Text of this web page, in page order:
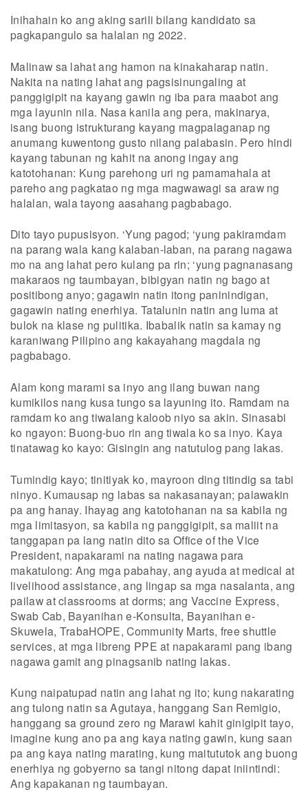
Inihahain ko ang aking sarili bilang kandidato sa
pagkapangulo sa halalan ng 2022.
Malinaw sa lahat ang hamon na kinakaharap natin.
Nakita na nating lahat ang pagsisinungaling at
panggigipit na kayang gawin ng iba para maabot ang
mga layunin nila. Nasa kanila ang pera, makinarya,
isang buong istrukturang kayang magpalaganap ng
anumang kuwentong gusto nilang palabasin. Pero hindi
kayang tabunan ng kahit na anong ingay ang
katotohanan: Kung parehong uri ng pamamahala at
pareho ang pagkatao ng mga magwawagi sa araw ng
halalan, wala tayong aasahang pagbabago.
Dito tayo pupusisyon. ‘Yung pagod; ‘yung pakiramdam
na parang wala kang kalaban-laban, na parang nagawa
mo na ang lahat pero kulang pa rin; ‘yung pagnanasang
makaraos ng taumbayan, bibigyan natin ng bago at
positibong anyo; gagawin natin itong paninindigan,
gagawin nating enerhiya. Tatalunin natin ang luma at
bulok na klase ng pulitika. Ibabalik natin sa kamay ng
karaniwang Pilipino ang kakayahang magdala ng
pagbabago.
Alam kong marami sa inyo ang ilang buwan nang
kumikilos nang kusa tungo sa layuning ito. Ramdam na
ramdam ko ang tiwalang kaloob niyo sa akin. Sinasabi
ko ngayon: Buong-buo rin ang tiwala ko sa inyo. Kaya
tinatawag ko kayo: Gisingin ang natutulog pang lakas.
Tumindig kayo; tinitiyak ko, mayroon ding titindig sa tabi
ninyo. Kumausap ng labas sa nakasanayan; palawakin
pa ang hanay. Ihayag ang katotohanan na sa kabila ng
mga limitasyon, sa kabila ng panggigipit, sa maliit na
tanggapan pa lang natin dito sa Office of the Vice
President, napakarami na nating nagawa para
makatulong: Ang mga pabahay, ang ayuda at medical at
livelihood assistance, ang lingap sa mga nasalanta, ang
pailaw at classrooms at dorms; ang Vaccine Express,
Swab Cab, Bayanihan e-Konsulta, Bayanihan e-
Skuwela, TrabaHOPE, Community Marts, free shuttle
services, at mga libreng PPE at napakarami pang ibang
nagawa gamit ang pinagsanib nating lakas.
Kung naipatupad natin ang lahat ng ito; kung nakarating
ang tulong natin sa Agutaya, hanggang San Remigio,
hanggang sa ground zero ng Marawi kahit ginigipit tayo,
imagine kung ano pa ang kaya nating gawin, kung saan
pa ang kaya nating marating, kung maitututok ang buong
enerhiya ng gobyerno sa tangi nitong dapat iniintindi:
Ang kapakanan ng taumbayan.